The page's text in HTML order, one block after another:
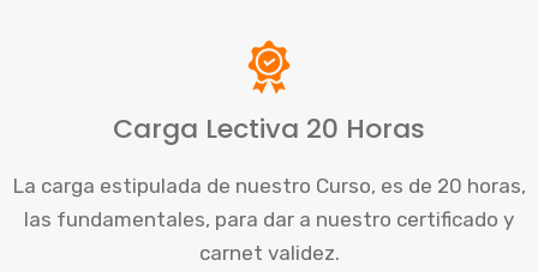
Carga Lectiva 20 Horas
La carga estipulada de nuestro Curso, es de 20 horas,
las fundamentales, para dar a nuestro certificado y
carnet validez.